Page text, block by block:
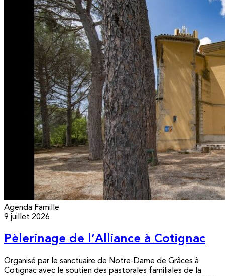
Agenda Famille
9 juillet 2026
Pèlerinage de l’Alliance à Cotignac
Organisé par le sanctuaire de Notre-Dame de Grâces à
Cotignac avec le soutien des pastorales familiales de la